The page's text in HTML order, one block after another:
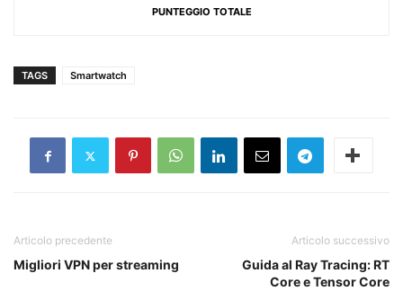
PUNTEGGIO TOTALE
TAGS Smartwatch
Articolo precedente
Migliori VPN per streaming
Articolo successivo
Guida al Ray Tracing: RT
Core e Tensor Core